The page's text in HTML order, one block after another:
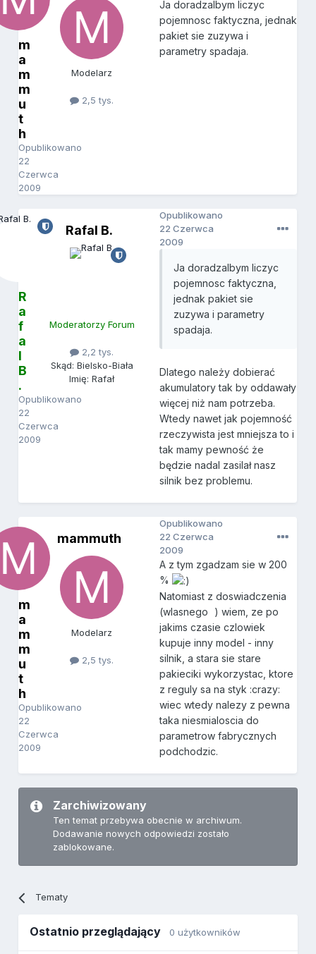
m
a
m
m
u
t
h
Opublikowano
22
Czerwca
2009
Modelarz
2,5 tys.
Ja doradzalbym liczyc
pojemnosc faktyczna, jednak
pakiet sie zuzywa i
parametry spadaja.
R
a
f
a
l
B
.
Opublikowano
22
Czerwca
2009
Rafal B.
Moderatorzy Forum
2,2 tys.
Skąd: Bielsko-Biała
Imię: Rafał
Opublikowano
22 Czerwca
2009
Ja doradzalbym liczyc
pojemnosc faktyczna,
jednak pakiet sie
zuzywa i parametry
spadaja.
Dlatego należy dobierać
akumulatory tak by oddawały
więcej niż nam potrzeba.
Wtedy nawet jak pojemność
rzeczywista jest mniejsza to i
tak mamy pewność że
będzie nadal zasilał nasz
silnik bez problemu.
m
a
m
m
u
t
h
Opublikowano
22
Czerwca
2009
mammuth
Modelarz
2,5 tys.
Opublikowano
22 Czerwca
2009
A z tym zgadzam sie w 200
%
Natomiast z doswiadczenia
(wlasnego
) wiem, ze po
jakims czasie czlowiek
kupuje inny model - inny
silnik, a stara sie stare
pakieciki wykorzystac, ktore
z reguly sa na styk :crazy:
wiec wtedy nalezy z pewna
taka niesmialoscia do
parametrow fabrycznych
podchodzic.
Zarchiwizowany
Ten temat przebywa obecnie w archiwum.
Dodawanie nowych odpowiedzi zostało
zablokowane.
Tematy
Ostatnio przeglądający 0 użytkowników